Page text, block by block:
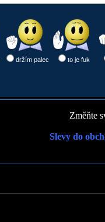
držím palec
to je fuk
Změňte
Slevy do